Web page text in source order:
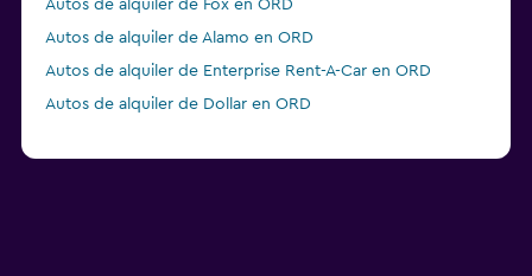
Autos de alquiler de Fox en ORD
Autos de alquiler de Alamo en ORD
Autos de alquiler de Enterprise Rent-A-Car en ORD
Autos de alquiler de Dollar en ORD